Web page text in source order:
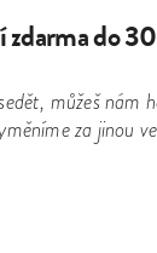
zdarma do
můžeš
za jinou